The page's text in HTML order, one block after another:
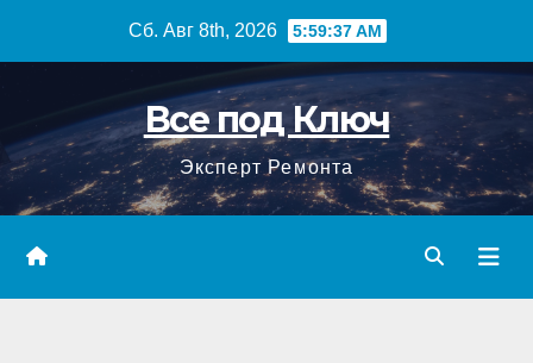
Сб. Авг 8th, 2026 5:59:38 AM
Все под Ключ
Эксперт Ремонта